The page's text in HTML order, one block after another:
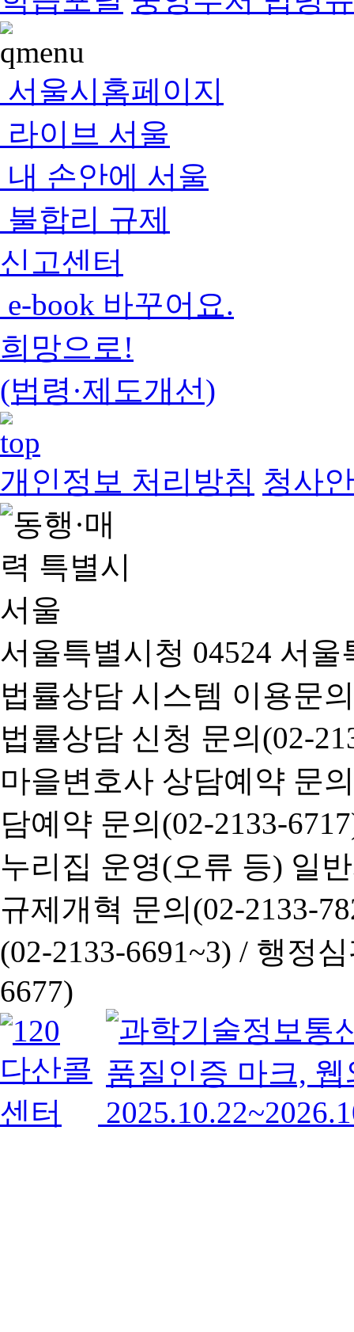
서울시홈페이지
라이브 서울
내 손안에 서울
불합리 규제
신고센터
e-book 바꾸어요.
희망으로!
(법령·제도개선)
개인정보 처리방침 청사
서울특별시청 04524 서
법률상담 시스템 이용문
법률상담 신청 문의(02-
마을변호사 상담예약 문
담예약 문의(02-2133-
누리집 운영(오류 등) 일
규제개혁 문의(02-2133-
(02-2133-6691~3) / 행정심
6677)